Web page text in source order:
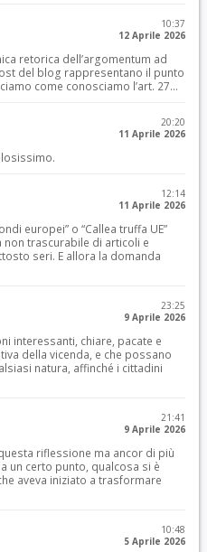
10:37
12 Aprile 2026
retorica dell’argomentum ad
del blog rappresentano il punto
come conosciamo l’art. 27...
20:20
11 Aprile 2026
12:14
11 Aprile 2026
europei” o “Callea truffa UE”
trascurabile di articoli e
seri. E allora la domanda
23:25
9 Aprile 2026
interessanti, chiare, pacate e
della vicenda, e che possano
natura, affinché i cittadini
21:41
9 Aprile 2026
riflessione ma ancor di più
un certo punto, qualcosa si è
aveva iniziato a trasformare
10:48
5 Aprile 2026